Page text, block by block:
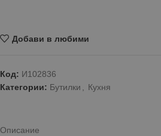
Добави в любими
Код: И102836
Категории: Бутилки , Кухня
Описание